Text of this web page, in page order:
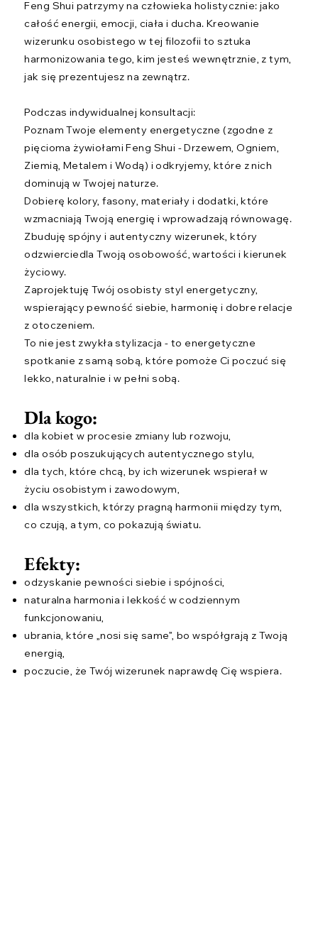
Feng Shui patrzymy na człowieka holistycznie: jako
całość energii, emocji, ciała i ducha. Kreowanie
wizerunku osobistego w tej filozofii to sztuka
harmonizowania tego, kim jesteś wewnętrznie, z tym,
jak się prezentujesz na zewnątrz.
Podczas indywidualnej konsultacji:
Poznam Twoje elementy energetyczne (zgodne z
pięcioma żywiołami Feng Shui - Drzewem, Ogniem,
Ziemią, Metalem i Wodą) i odkryjemy, które z nich
dominują w Twojej naturze.
Dobierę kolory, fasony, materiały i dodatki, które
wzmacniają Twoją energię i wprowadzają równowagę.
Zbuduję spójny i autentyczny wizerunek, który
odzwierciedla Twoją osobowość, wartości i kierunek
życiowy.
Zaprojektuję Twój osobisty styl energetyczny,
wspierający pewność siebie, harmonię i dobre relacje
z otoczeniem.
To nie jest zwykła stylizacja - to energetyczne
spotkanie z samą sobą, które pomoże Ci poczuć się
lekko, naturalnie i w pełni sobą.
Dla kogo:
dla kobiet w procesie zmiany lub rozwoju,
dla osób poszukujących autentycznego stylu,
dla tych, które chcą, by ich wizerunek wspierał w
życiu osobistym i zawodowym,
dla wszystkich, którzy pragną harmonii między tym,
co czują, a tym, co pokazują światu.
Efekty:
odzyskanie pewności siebie i spójności,
naturalna harmonia i lekkość w codziennym
funkcjonowaniu,
ubrania, które „nosi się same”, bo współgrają z Twoją
energią,
poczucie, że Twój wizerunek naprawdę Cię wspiera.